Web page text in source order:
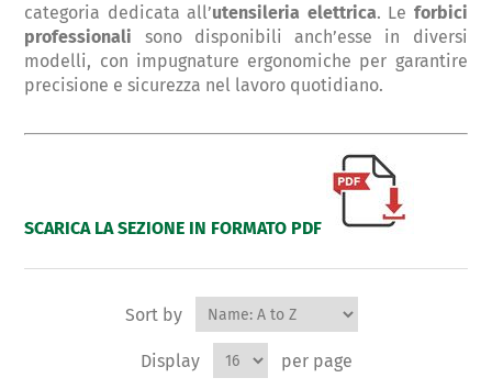
categoria dedicata all’utensileria elettrica. Le forbici
professionali sono disponibili anch’esse in diversi
modelli, con impugnature ergonomiche per garantire
precisione e sicurezza nel lavoro quotidiano.
SCARICA LA SEZIONE IN FORMATO PDF
Sort by
Display per page